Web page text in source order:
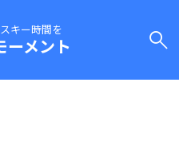
キー時間を
ーメント